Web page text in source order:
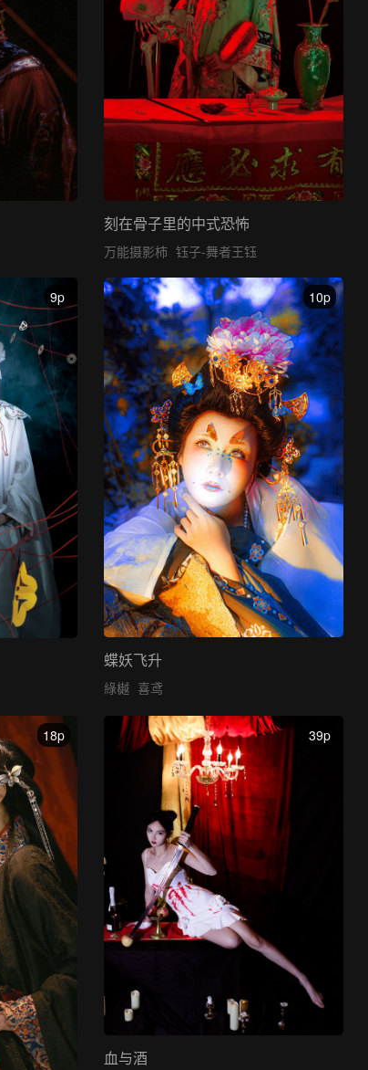
刻在骨子里的中式恐怖
万能摄影柿 钰子-舞者王钰
9p 10p
蝶妖飞升
綠樾 喜鸢
39p
血与酒
18p